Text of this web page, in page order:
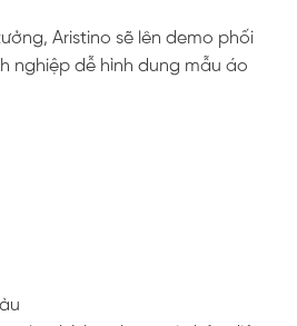
Aristino sẽ lên demo phối
nghiệp dễ hình dung mẫu áo